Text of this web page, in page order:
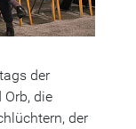
der
Orb, die
der